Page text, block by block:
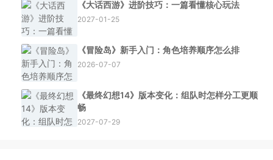
《大话西游》进阶技巧：一篇看懂核心玩法
2027-01-25
《冒险岛》新手入门：角色培养顺序怎么排
2026-07-07
《最终幻想14》版本变化：组队时怎样分工更顺
畅
2027-07-29